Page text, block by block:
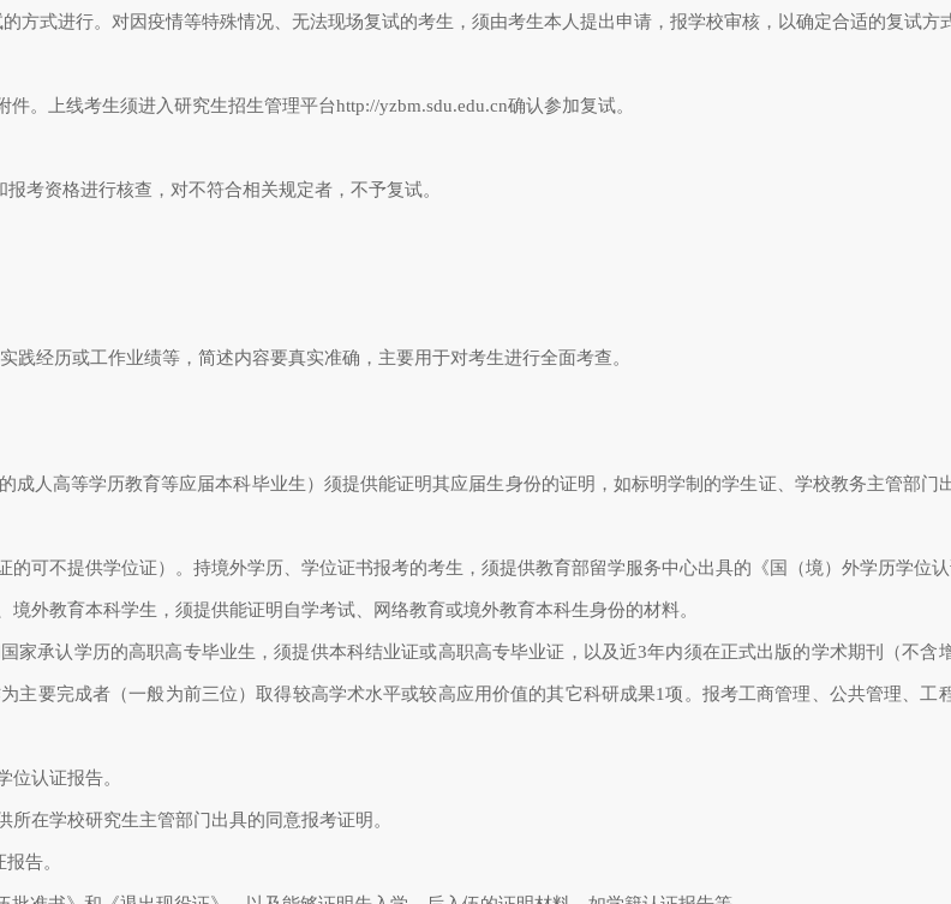
式进行。对因疫情等特殊情况、无法现场复试的考生，须由考生本人提出申请，报学校审核，以确定合适的复试方
件。上线考生须进入研究生招生管理平台http://yzbm.sdu.edu.cn确认参加复试。
考资格进行核查，对不符合相关规定者，不予复试。
经历或工作业绩等，简述内容要真实准确，主要用于对考生进行全面考查。
人高等学历教育等应届本科毕业生）须提供能证明其应届生身份的证明，如标明学制的学生证、学校教务主管部门
可不提供学位证）。持境外学历、学位证书报考的考生，须提供教育部留学服务中心出具的《国（境）外学历学位
外教育本科学生，须提供能证明自学考试、网络教育或境外教育本科生身份的材料。
家承认学历的高职高专毕业生，须提供本科结业证或高职高专毕业证，以及近3年内须在正式出版的学术期刊（不含
主要完成者（一般为前三位）取得较高学术水平或较高应用价值的其它科研成果1项。报考工商管理、公共管理、工
位认证报告。
在学校研究生主管部门出具的同意报考证明。
告。